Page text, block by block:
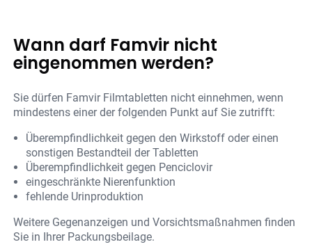
Wann darf Famvir nicht
eingenommen werden?
Sie dürfen Famvir Filmtabletten nicht einnehmen, wenn
mindestens einer der folgenden Punkt auf Sie zutrifft:
Überempfindlichkeit gegen den Wirkstoff oder einen
sonstigen Bestandteil der Tabletten
Überempfindlichkeit gegen Penciclovir
eingeschränkte Nierenfunktion
fehlende Urinproduktion
Weitere Gegenanzeigen und Vorsichtsmaßnahmen finden
Sie in Ihrer Packungsbeilage.